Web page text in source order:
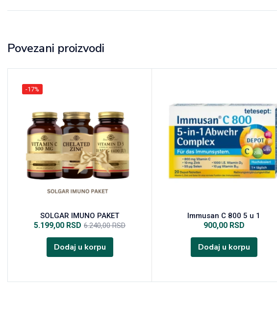
Povezani proizvodi
-17%
SOLGAR IMUNO PAKET
5.199,00 RSD 6.240,00RSD
Dodaj u korpu
Immusan C 800 5 u 1
900,00 RSD
Dodaj u korpu